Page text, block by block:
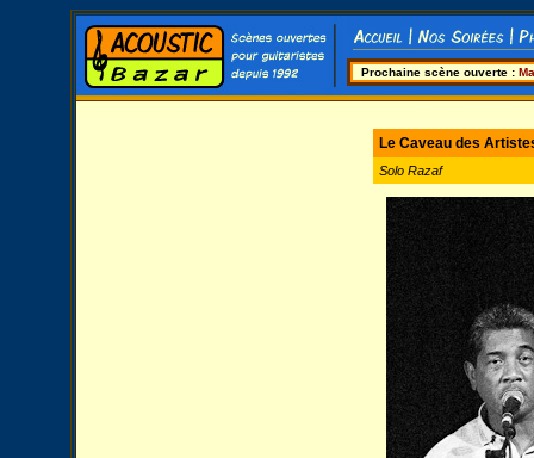
Prochaine scène ouverte :
Le Caveau des
Solo Razaf